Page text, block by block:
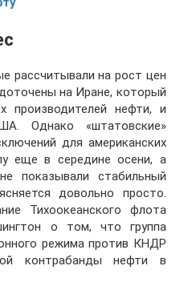
рассчитывали на рост цен
на Иране, который
производителей нефти, и
Однако «штатовские»
для американских
еще в середине осени, а
показывали стабильный
довольно просто.
Тихоокеанского флота
о том, что группа
режима против КНДР
контрабанды нефти в